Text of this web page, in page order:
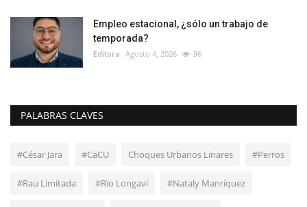
Empleo estacional, ¿sólo un trabajo de
temporada?
Editora Agosto 4, 2026 96
PALABRAS CLAVES
#César Jara #CaCU Choques Urbanos Linares #Perros
#Rau Limitada #Rïo Longaví #Nataly Manríquez